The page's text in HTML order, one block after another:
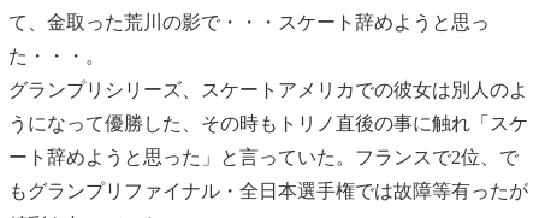
て、金取った荒川の影で・・・スケート辞めようと思っ
た・・・。
グランプリシリーズ、スケートアメリカでの彼女は別人のよ
うになって優勝した、その時もトリノ直後の事に触れ「スケ
ート辞めようと思った」と言っていた。フランスで2位、で
もグランプリファイナル・全日本選手権では故障等有ったが